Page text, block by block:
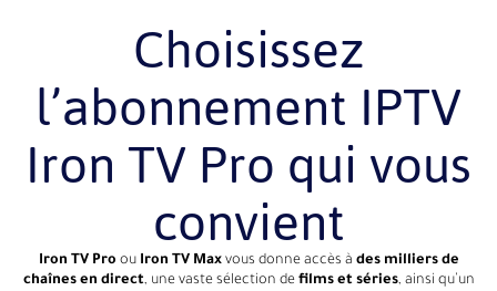
Choisissez
l’abonnement IPTV
Iron TV Pro qui vous
convient
Iron TV Pro ou Iron TV Maxvous donne accès à des milliers de
chaînes en direct, une vaste sélection de films et séries, ainsi qu’un